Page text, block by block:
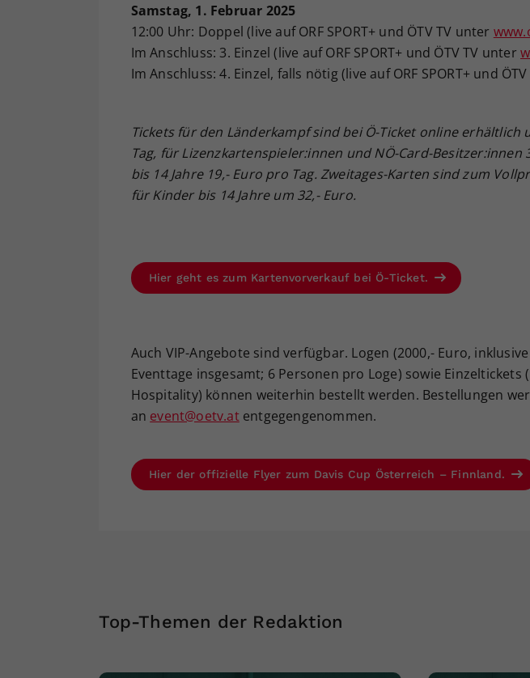
Samstag, 1. Februar 2025
12:00 Uhr: Doppel (live auf ORF SPORT+ und ÖTV TV unter
Im Anschluss: 3. Einzel (live auf ORF SPORT+ und ÖTV TV unter
Im Anschluss: 4. Einzel, falls nötig (live auf ORF SPORT+ und
Tickets für den Länderkampf sind bei Ö-Ticket online erhältlich
Tag, für Lizenzkartenspieler:innen und NÖ-Card-Besitzer:innen
bis 14 Jahre 19,- Euro pro Tag. Zweitages-Karten sind zum
für Kinder bis 14 Jahre um 32,- Euro.
Hier geht es zum Kartenvorverkauf bei Ö-Ticket.
Auch VIP-Angebote sind verfügbar. Logen (2000,- Euro,
Eventtage insgesamt; 6 Personen pro Loge) sowie Einzeltickets
Hospitality) können weiterhin bestellt werden. Bestellungen
an event@oetv.atentgegengenommen.
Hier der offizielle Flyer zum Davis Cup Österreich – Finnland.
Top-Themen der Redaktion